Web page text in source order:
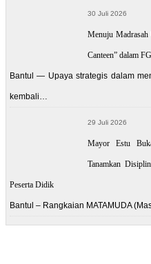
30 Juli 2026
Menuju
Canteen” dalam
Bantul — Upaya strategis dalam
kembali…
29 Juli 2026
Mayor Estu
Tanamkan
Peserta Didik
Bantul – Rangkaian MATAMUDA